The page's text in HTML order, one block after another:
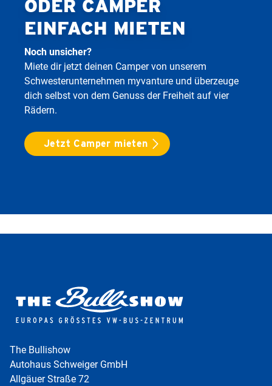
ODER CAMPER
EINFACH MIETEN
Noch unsicher?
Miete dir jetzt deinen Camper von unserem
Schwesterunternehmen myvanture und überzeuge
dich selbst von dem Genuss der Freiheit auf vier
Rädern.
Jetzt Camper mieten
The Bullishow
Autohaus Schweiger GmbH
Allgäuer Straße 72